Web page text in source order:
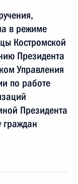
в режиме
Костромской
Президента
Управления
по работе
Президента
граждан